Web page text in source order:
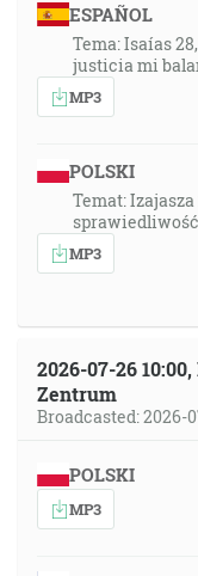
ESPAÑOL
Tema: Isaías
justicia mi
MP3
POLSKI
Temat:
MP3
2026-07-26
Zentrum
Broadcasted: 2026-
POLSKI
MP3